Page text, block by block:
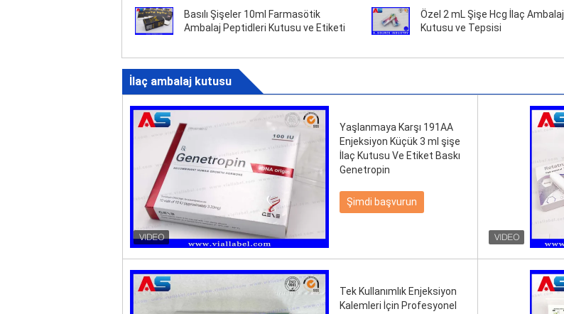
Basılı Şişeler 10ml Farmasötik
Ambalaj Peptidleri Kutusu ve Etiketi
Özel 2 mL Şişe Hcg İlaç Ambalaj
Kutusu ve Tepsisi
İlaç ambalaj kutusu
Yaşlanmaya Karşı 191AA
Enjeksiyon Küçük 3 ml şişe
İlaç Kutusu Ve Etiket Baskı
Genetropin
Şimdi başvurun
Tek Kullanımlık Enjeksiyon
Kalemleri İçin Profesyonel